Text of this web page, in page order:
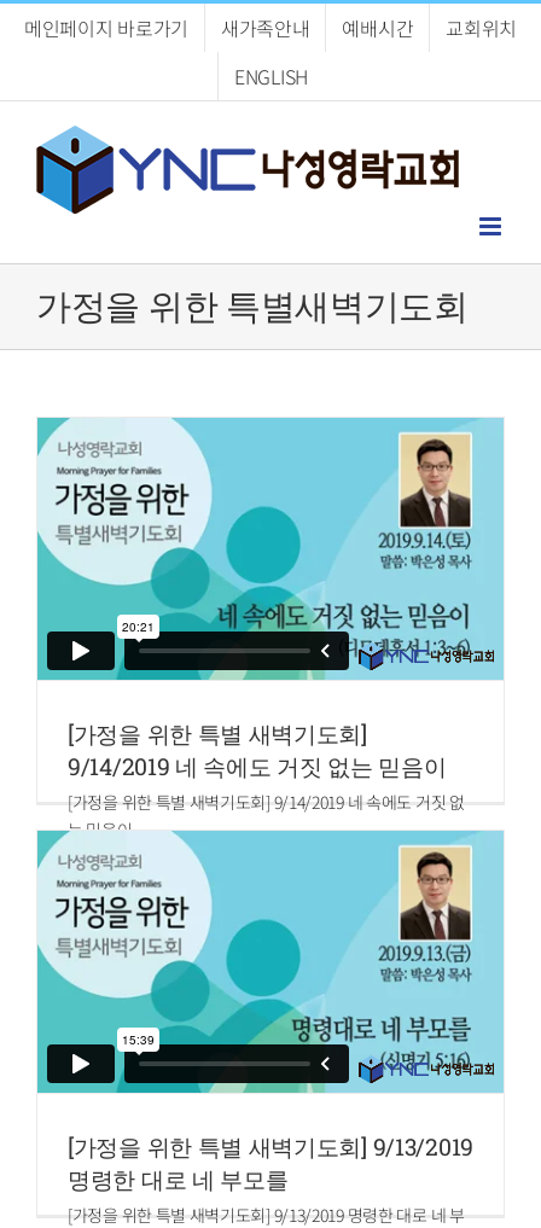
메인페이지 바로가기 새가족안내 예배시간
교회위치
ENGLISH
가정을 위한 특별새벽기도회
[가정을 위한 특별 새벽기도회]
9/14/2019 네 속에도 거짓 없는 믿음이
[가정을 위한 특별 새벽기도회] 9/14/2019 네 속에도 거짓 없
는 믿음이
말씀: 박은성 목사
디모데후서 1:3~6
3.내가 밤낮 간구하는 가운데 쉬지 않고 너를 생각하여 청결
한 양심으로 조상적부터 섬겨 오는 하나님께 감사하고
4.네 눈물을 생각하여 너 보기를 원함은 내 기쁨이 가득하게
하려 함이니
5.이는 네 속에 거짓이 없는 믿음이 있음을 생각함이라 이 믿
음은 먼저 네 외조모 로이스와 네 어머니 유니게 속에 있더니
네 속에도 있는 줄을 확신하노라
[가정을 위한 특별 새벽기도회] 9/13/2019
명령한 대로 네 부모를
[가정을 위한 특별 새벽기도회] 9/13/2019 명령한 대로 네 부